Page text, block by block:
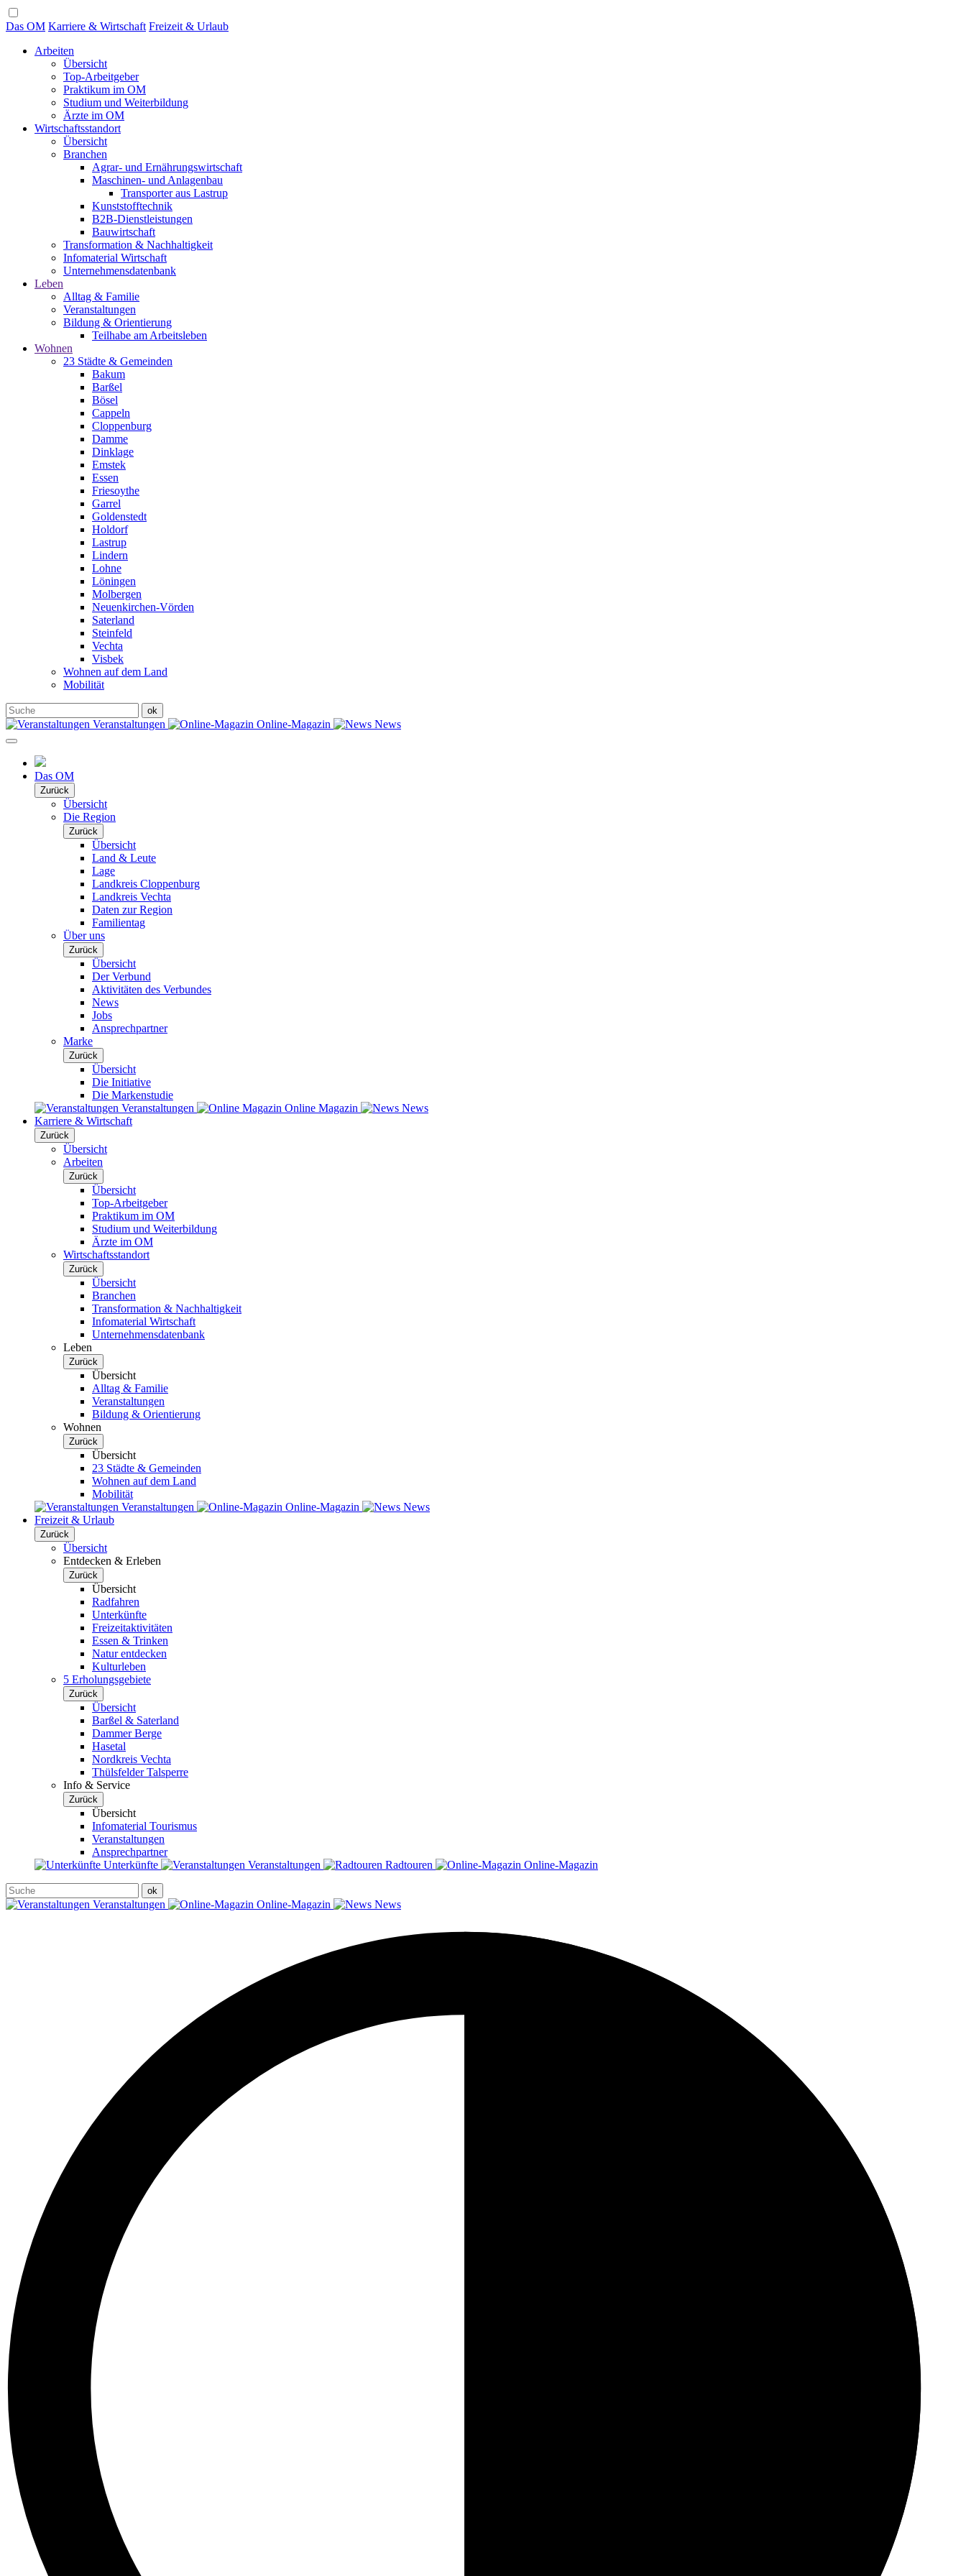
Das OM Karriere & Wirtschaft Freizeit & Urlaub
Arbeiten
Übersicht
Top-Arbeitgeber
Praktikum im OM
Studium und Weiterbildung
Ärzte im OM
Wirtschaftsstandort
Übersicht
Branchen
Agrar- und Ernährungswirtschaft
Maschinen- und Anlagenbau
Transporter aus Lastrup
Kunststofftechnik
B2B-Dienstleistungen
Bauwirtschaft
Transformation & Nachhaltigkeit
Infomaterial Wirtschaft
Unternehmensdatenbank
Leben
Alltag & Familie
Veranstaltungen
Bildung & Orientierung
Teilhabe am Arbeitsleben
Wohnen
23 Städte & Gemeinden
Bakum
Barßel
Bösel
Cappeln
Cloppenburg
Damme
Dinklage
Emstek
Essen
Friesoythe
Garrel
Goldenstedt
Holdorf
Lastrup
Lindern
Lohne
Löningen
Molbergen
Neuenkirchen-Vörden
Saterland
Steinfeld
Vechta
Visbek
Wohnen auf dem Land
Mobilität
Veranstaltungen Online-Magazin News
Das OM
Zurück
Übersicht
Die Region
Zurück
Übersicht
Land & Leute
Lage
Landkreis Cloppenburg
Landkreis Vechta
Daten zur Region
Familientag
Über uns
Zurück
Übersicht
Der Verbund
Aktivitäten des Verbundes
News
Jobs
Ansprechpartner
Marke
Zurück
Übersicht
Die Initiative
Die Markenstudie
Veranstaltungen
Online Magazin
News
Karriere & Wirtschaft
Zurück
Übersicht
Arbeiten
Zurück
Übersicht
Top-Arbeitgeber
Praktikum im OM
Studium und Weiterbildung
Ärzte im OM
Wirtschaftsstandort
Zurück
Übersicht
Branchen
Transformation & Nachhaltigkeit
Infomaterial Wirtschaft
Unternehmensdatenbank
Leben
Zurück
Übersicht
Alltag & Familie
Veranstaltungen
Bildung & Orientierung
Wohnen
Zurück
Übersicht
23 Städte & Gemeinden
Wohnen auf dem Land
Mobilität
Veranstaltungen
Online-Magazin
News
Freizeit & Urlaub
Zurück
Übersicht
Entdecken & Erleben
Zurück
Übersicht
Radfahren
Unterkünfte
Freizeitaktivitäten
Essen & Trinken
Natur entdecken
Kulturleben
5 Erholungsgebiete
Zurück
Übersicht
Barßel & Saterland
Dammer Berge
Hasetal
Nordkreis Vechta
Thülsfelder Talsperre
Info & Service
Zurück
Übersicht
Infomaterial Tourismus
Veranstaltungen
Ansprechpartner
Unterkünfte
Veranstaltungen Radtouren Online-Magazin
Veranstaltungen Online-Magazin News